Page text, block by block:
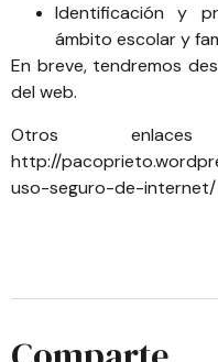
Identificación y
ámbito escolar y
En breve, tendremos
del web.
Otros
http://
uso-seguro-de-internet/